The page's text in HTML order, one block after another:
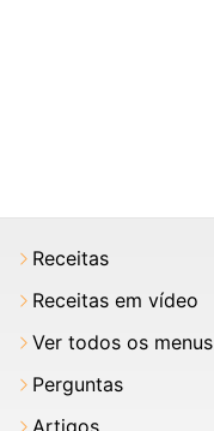
Receitas
Receitas em vídeo
Ver todos os menus
Perguntas
Artigos